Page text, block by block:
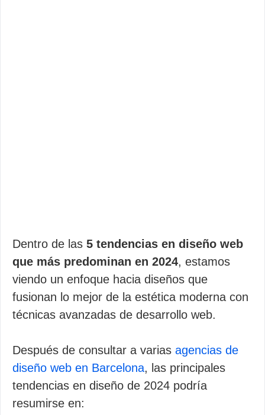
Dentro de las 5 tendencias en diseño web
que más predominan en 2024, estamos
viendo un enfoque hacia diseños que
fusionan lo mejor de la estética moderna con
técnicas avanzadas de desarrollo web.
Después de consultar a varias agencias de
diseño web en Barcelona, las principales
tendencias en diseño de 2024 podría
resumirse en: